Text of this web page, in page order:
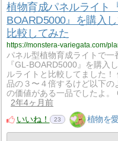
植物育成パネルライト
BOARD5000』を購入
比較してみた
パネル型植物育成ライトで一
『GL-BOARD5000』を購入
ルライトと比較してました！
品の３〜４倍するけど以下の
の価値がある一品でしたよ。
2年4ヶ月前
いいね！
23 植物を